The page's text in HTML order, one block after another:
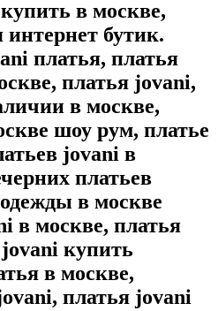
в москве,
бутик.
платья, платья
платья jovani,
в москве,
шоу рум, платье
jovani в
платьев
в москве
в москве, платья
купить
в москве,
платья jovani